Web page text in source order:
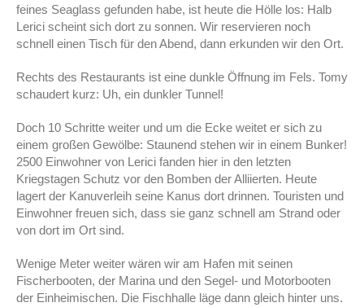
feines Seaglass gefunden habe, ist heute die Hölle los: Halb
Lerici scheint sich dort zu sonnen. Wir reservieren noch
schnell einen Tisch für den Abend, dann erkunden wir den Ort.
Rechts des Restaurants ist eine dunkle Öffnung im Fels. Tomy
schaudert kurz: Uh, ein dunkler Tunnel!
Doch 10 Schritte weiter und um die Ecke weitet er sich zu
einem großen Gewölbe: Staunend stehen wir in einem Bunker!
2500 Einwohner von Lerici fanden hier in den letzten
Kriegstagen Schutz vor den Bomben der Alliierten. Heute
lagert der Kanuverleih seine Kanus dort drinnen. Touristen und
Einwohner freuen sich, dass sie ganz schnell am Strand oder
von dort im Ort sind.
Wenige Meter weiter wären wir am Hafen mit seinen
Fischerbooten, der Marina und den Segel- und Motorbooten
der Einheimischen. Die Fischhalle läge dann gleich hinter uns.